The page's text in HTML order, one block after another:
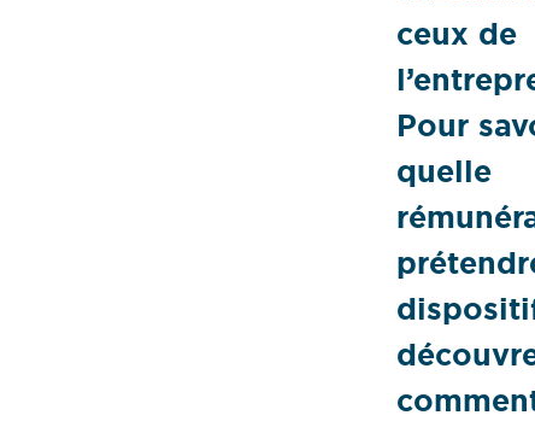
ceux de
Pour
quelle